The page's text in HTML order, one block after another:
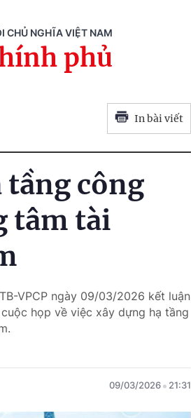
CHỦ NGHĨA VIỆT NAM
phủ
In bài viết
tầng công
tâm tài
VPCP ngày 09/03/2026 kết luận
họp về việc xây dựng hạ tầng
09/03/2026 21:31